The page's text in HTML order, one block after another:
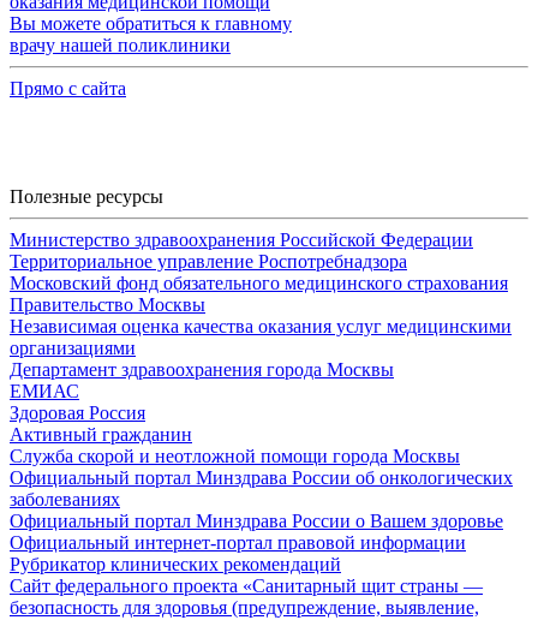
Вы можете обратиться к главному
врачу нашей поликлиники
Прямо с сайта
Полезные ресурсы
Министерство здравоохранения Российской Федерации
Территориальное управление Роспотребнадзора
Московский фонд обязательного медицинского страхования
Правительство Москвы
Независимая оценка качества оказания услуг медицинскими
организациями
Департамент здравоохранения города Москвы
ЕМИАС
Здоровая Россия
Активный гражданин
Служба скорой и неотложной помощи города Москвы
Официальный портал Минздрава России об онкологических
заболеваниях
Официальный портал Минздрава России о Вашем здоровье
Официальный интернет-портал правовой информации
Рубрикатор клинических рекомендаций
Сайт федерального проекта «Санитарный щит страны —
безопасность для здоровья (предупреждение, выявление,